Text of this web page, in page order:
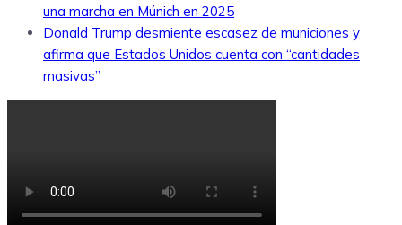
una marcha en Múnich en 2025
Donald Trump desmiente escasez de municiones y
afirma que Estados Unidos cuenta con “cantidades
masivas”